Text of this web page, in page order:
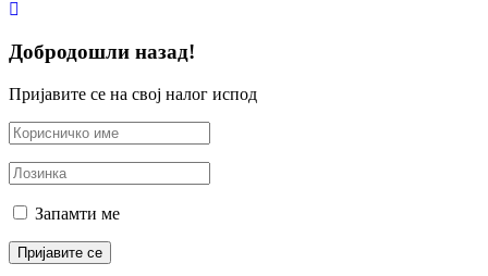
Добродошли назад!
Пријавите се на свој налог испод
Запамти ме